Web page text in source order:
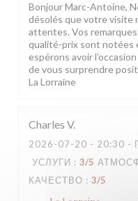
Bonjour Marc-Antoine,
désolés que votre visite
attentes. Vos
qualité-prix sont notées
espérons avoir
de vous surprendre
La Lorraine
Charles V
2026-07-20 - 20:30 -
УСЛУГИ : 3/5
КАЧЕСТВО : 3/5